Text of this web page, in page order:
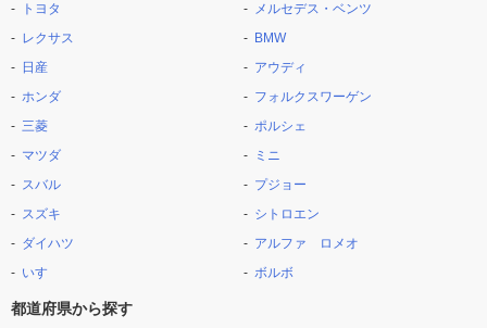
トヨタ
レクサス
日産
ホンダ
三菱
マツダ
スバル
スズキ
ダイハツ
いすゞ
メルセデス・ベンツ
BMW
アウディ
フォルクスワーゲン
ポルシェ
ミニ
プジョー
シトロエン
アルファ ロメオ
ボルボ
都道府県から探す